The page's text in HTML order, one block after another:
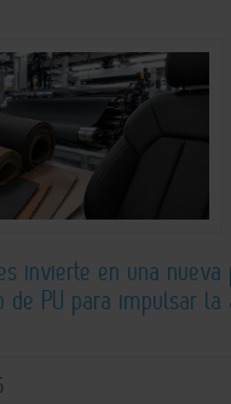
invierte en una nueva
de PU para impulsar la